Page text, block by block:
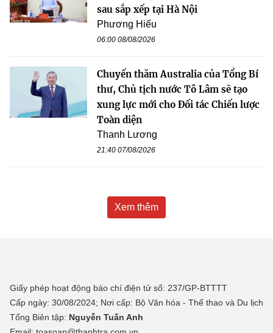
sau sắp xếp tại Hà Nội
Phương Hiếu
06:00 08/08/2026
Chuyến thăm Australia của Tổng Bí
thư, Chủ tịch nước Tô Lâm sẽ tạo
xung lực mới cho Đối tác Chiến lược
Toàn diện
Thanh Lương
21:40 07/08/2026
Xem thêm
Giấy phép hoạt động báo chí điện tử số: 237/GP-BTTTT
Cấp ngày: 30/08/2024; Nơi cấp: Bộ Văn hóa - Thể thao và Du lịch
Tổng Biên tập: Nguyễn Tuấn Anh